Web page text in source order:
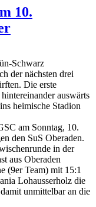
10.
Schwarz
der nächsten drei
Die erste
auswärts
heimische Stadion
am Sonntag, 10.
den SuS Oberaden.
in der
aus Oberaden
(9er Team) mit 15:1
Lohausserholz die
unmittelbar an die